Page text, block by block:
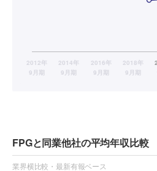
FPGと同業他社の平均年収比較
業界横比較・最新有報ベース